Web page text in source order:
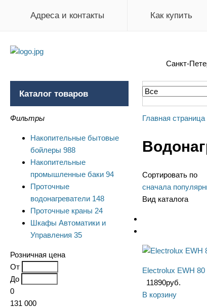
Адреса и контакты Как купить
Санкт-
Каталог товаров
Фильтры
Накопительные бытовые
бойлеры 988
Накопительные
промышленные баки 94
Проточные
водонагреватели 148
Проточные краны 24
Шкафы Автоматики и
Управления 35
Розничная цена
От
До
0
131 000
Главная страница
Сортировать по
сначала
Вид каталога
Electrolux EWH
11890руб.
В корзину